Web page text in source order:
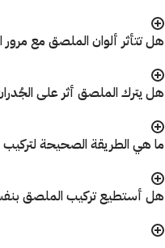
هل تتأثر ألوان الملصق مع مرور
هل يترك الملصق أثر على
ما هي الطريقة الصحيحة
هل أستطيع تركيب الملصق